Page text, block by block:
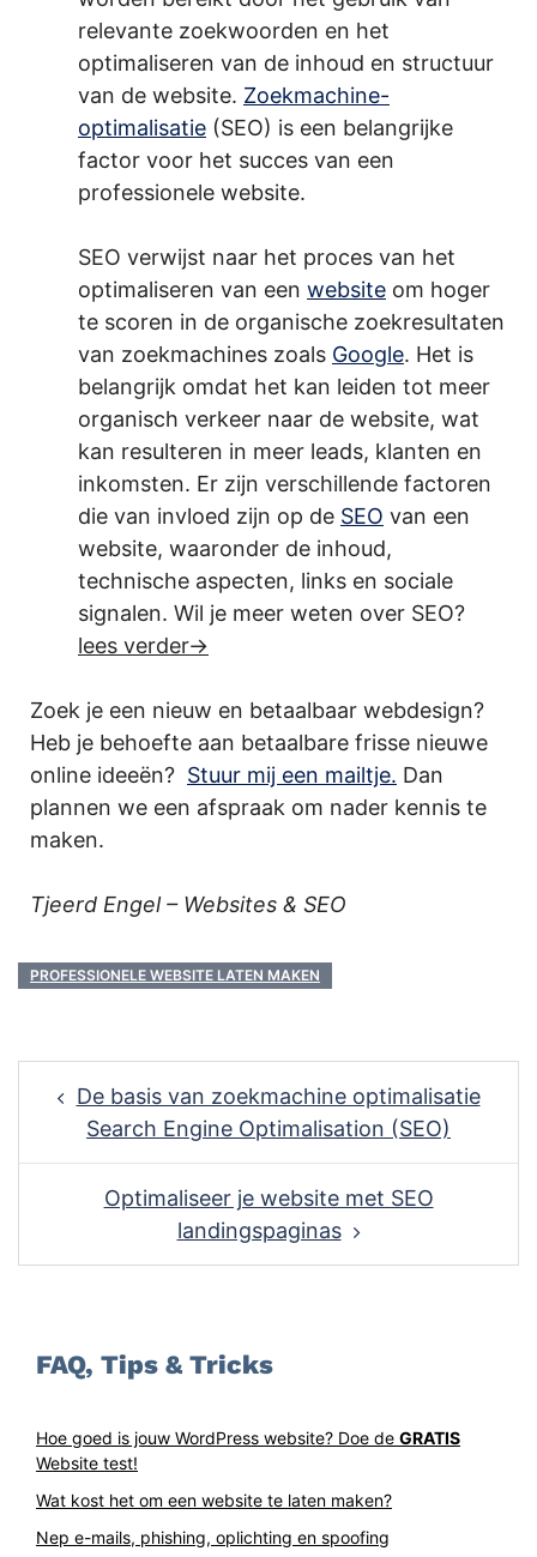
relevante zoekwoorden en het
optimaliseren van de inhoud en structuur
van de website. Zoekmachine-
optimalisatie (SEO) is een belangrijke
factor voor het succes van een
professionele website.
SEO verwijst naar het proces van het
optimaliseren van een website om hoger
te scoren in de organische zoekresultaten
van zoekmachines zoals Google. Het is
belangrijk omdat het kan leiden tot meer
organisch verkeer naar de website, wat
kan resulteren in meer leads, klanten en
inkomsten. Er zijn verschillende factoren
die van invloed zijn op de SEO van een
website, waaronder de inhoud,
technische aspecten, links en sociale
signalen. Wil je meer weten over SEO?
lees verder-
Zoek je een nieuw en betaalbaar webdesign?
Heb je behoefte aan betaalbare frisse nieuwe
online ideeën? Stuur mij een mailtje. Dan
plannen we een afspraak om nader kennis te
maken.
Tjeerd Engel – Websites & SEO
PROFESSIONELE WEBSITE LATEN MAKEN
navigation
De basis van zoekmachine optimalisatie
Search Engine Optimalisation (SEO)
Optimaliseer je website met SEO
landingspaginas
FAQ, Tips & Tricks
Hoe goed is jouw WordPress website? Doe de GRATIS
Website test!
Wat kost het om een website te laten maken?
Nep e-mails, phishing, oplichting en spoofing